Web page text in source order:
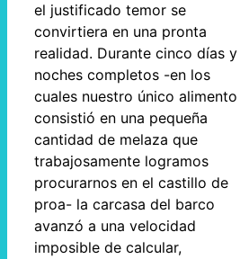
el justificado temor se
convirtiera en una pronta
realidad. Durante cinco días y
noches completos -en los
cuales nuestro único alimento
consistió en una pequeña
cantidad de melaza que
trabajosamente logramos
procurarnos en el castillo de
proa- la carcasa del barco
avanzó a una velocidad
imposible de calcular,